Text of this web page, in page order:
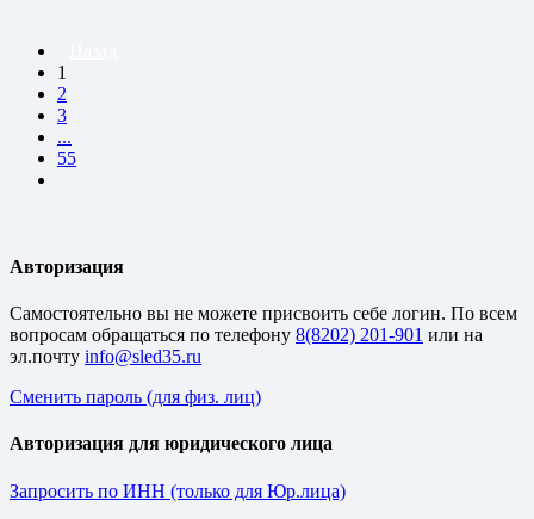
1
2
3
...
55
Авторизация
Cамостоятельно вы не можете присвоить себе логин. По всем
вопросам обращаться по телефону 8(8202) 201-901 или на
эл.почту
Сменить пароль (для физ. лиц)
Авторизация для юридического лица
Запросить по ИНН (только для Юр.лица)